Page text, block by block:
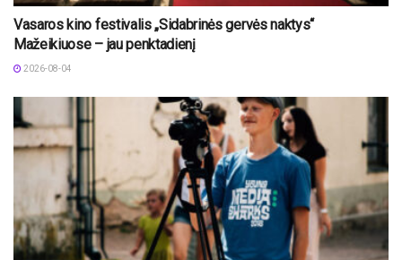
Vasaros kino festivalis „Sidabrinės gervės naktys“
Mažeikiuose – jau penktadienį
2026-08-04